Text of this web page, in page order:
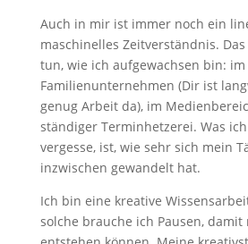
Auch in mir ist immer noch ein
maschinelles Zeitverständnis.
tun, wie ich aufgewachsen bin: im
Familienunternehmen (Dir ist
genug Arbeit da), im
ständiger Terminhetzerei. Was
vergesse, ist, wie sehr sich mein
inzwischen gewandelt hat.
Ich bin eine kreative
solche brauche ich Pausen, damit